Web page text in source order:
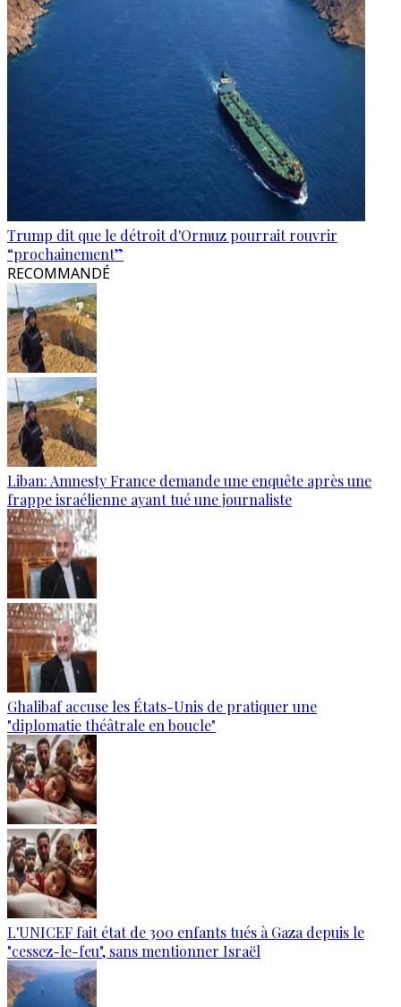
Trump dit que le détroit d'Ormuz pourrait rouvrir
“prochainement”
RECOMMANDÉ
Liban: Amnesty France demande une enquête après une
frappe israélienne ayant tué une journaliste
Ghalibaf accuse les États-Unis de pratiquer une
"diplomatie théâtrale en boucle"
L'UNICEF fait état de 300 enfants tués à Gaza depuis le
"cessez-le-feu", sans mentionner Israël